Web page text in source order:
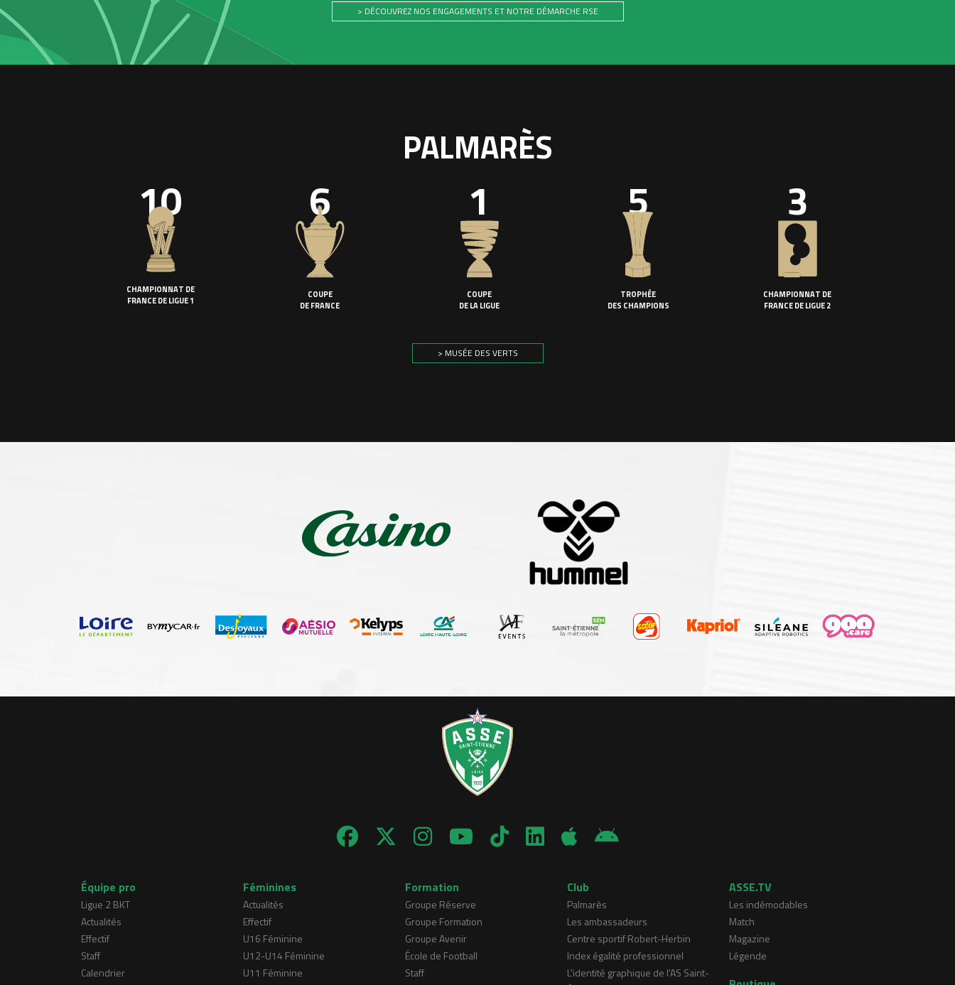
> DÉCOUVREZ NOS ENGAGEMENTS ET NOTRE DÉMARCHE RSE
PALMARÈS
10
CHAMPIONNAT DE
FRANCE DE LIGUE 1
6
COUPE
DE FRANCE
1
COUPE
DE LA LIGUE
5
TROPHÉE
DES CHAMPIONS
3
CHAMPIONNAT DE
FRANCE DE LIGUE 2
> MUSÉE DES VERTS
Équipe pro
Ligue 2 BKT
Actualités
Effectif
Staff
Calendrier
Féminines
Actualités
Effectif
U16 Féminine
U12-U14 Féminine
U11 Féminine
Formation
Groupe Réserve
Groupe Formation
Groupe Avenir
École de Football
Staff
Club
Palmarès
Les ambassadeurs
Centre sportif Robert-Herbin
Index égalité professionnel
L'identité graphique de l'AS Saint-
ASSE.TV
Les indémodables
Match
Magazine
Légende